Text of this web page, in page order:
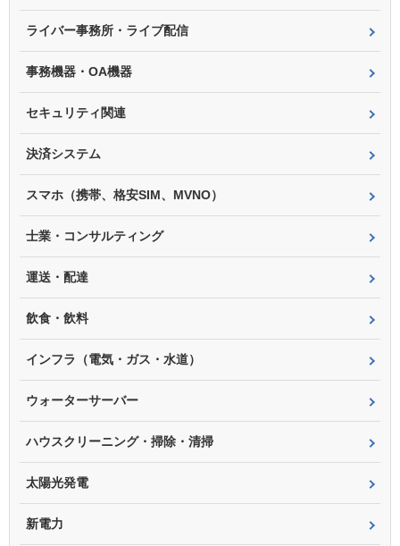
ライバー事務所・ライブ配信
事務機器・OA機器
セキュリティ関連
決済システム
スマホ（携帯、格安SIM、MVNO）
士業・コンサルティング
運送・配達
飲食・飲料
インフラ（電気・ガス・水道）
ウォーターサーバー
ハウスクリーニング・掃除・清掃
太陽光発電
新電力